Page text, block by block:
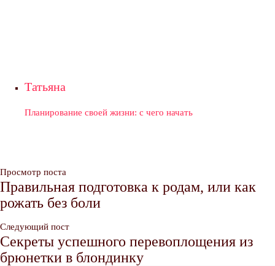
Татьяна
Планирование своей жизни: с чего начать
Просмотр поста
Правильная подготовка к родам, или как
рожать без боли
Следующий пост
Секреты успешного перевоплощения из
брюнетки в блондинку